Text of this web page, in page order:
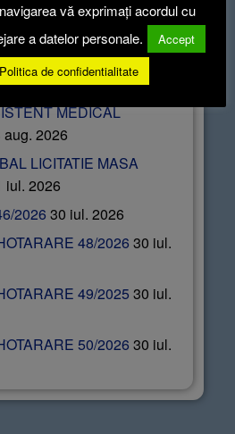
INTERVIU
MEDICAL
aug. 2026
PROBA SCRISA
MEDICAL
aug. 2026
LICITATIE MASA
iul. 2026
2026 30 iul. 2026
48/2026 30 iul.
49/2025 30 iul.
50/2026 30 iul.
vă exprimați acordul cu
a datelor personale.
Accept
Politica de confidentialitate